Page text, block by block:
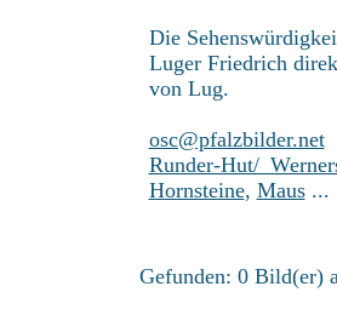
Die
Luger Friedrich
von Lug.
osc@pfalzbilder.net
Runder-Hut/
Hornsteine, Maus...
Gefunden: 0 Bild(er)